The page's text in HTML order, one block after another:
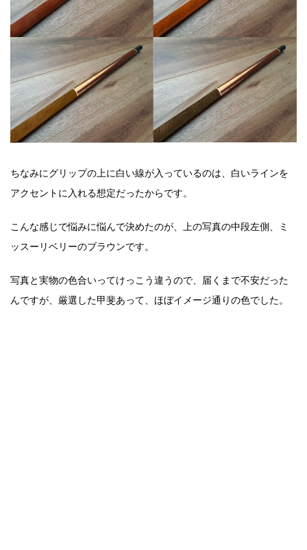
ちなみにグリップの上に白い線が入っているのは、白いラインを
アクセントに入れる想定だったからです。
こんな感じで悩みに悩んで決めたのが、上の写真の中段左側、ミ
ッスーリベリーのブラウンです。
写真と実物の色合いってけっこう違うので、届くまで不安だった
んですが、厳選した甲斐あって、ほぼイメージ通りの色でした。